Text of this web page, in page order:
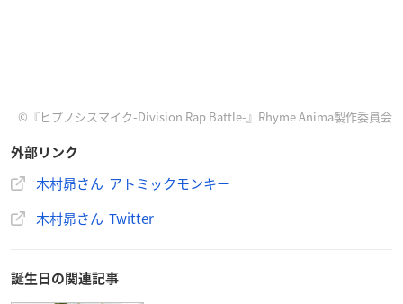
©『ヒプノシスマイク-Division Rap Battle-』Rhyme Anima製作委員会
外部リンク
木村昴さん アトミックモンキー
木村昴さん Twitter
誕生日の関連記事